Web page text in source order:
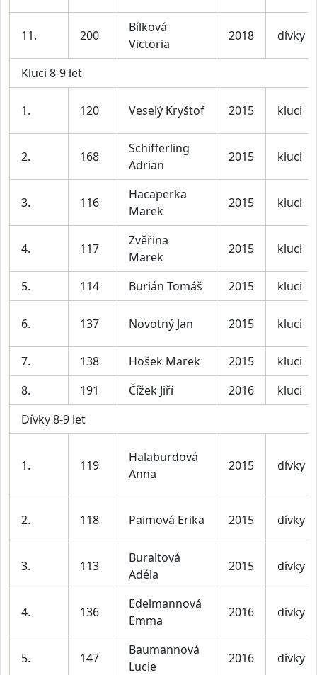
11. 200
Bílková
Victoria
2018 dívky
Kluci 8-9 let
1. 120 Veselý Kryštof 2015 kluci
2. 168
Schifferling
Adrian
2015 kluci
3. 116
Hacaperka
Marek
2015 kluci
4. 117
Zvěřina
Marek
2015 kluci
5. 114 Burián Tomáš 2015 kluci
6. 137 Novotný Jan 2015 kluci
7. 138 Hošek Marek 2015
kluci
8.
191 Čížek Jiří 2016
kluci
Dívky 8-9 let
1. 119
Halaburdová
Anna
2015 dívky
2. 118 Paimová Erika 2015 dívky
3. 113
Buraltová
Adéla
2015 dívky
4. 136
Edelmannová
Emma
2016 dívky
5. 147
Baumannová
Lucie
2016 dívky